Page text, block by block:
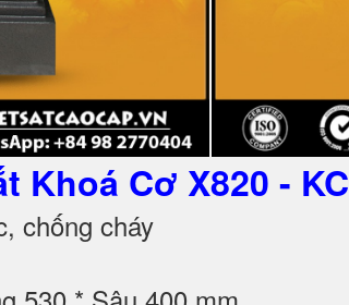
Khoá Cơ X820 - KC
chống cháy